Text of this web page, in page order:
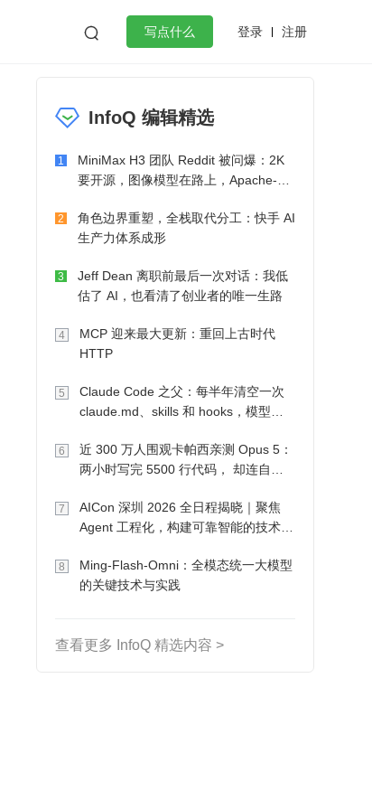
 写点什么 登录 注册
微服务架构 flutter
InfoQ 编辑精选
1
MiniMax H3 团队 Reddit 被问爆：2K
要开源，图像模型在路上，Apache-2.0
2
角色边界重塑，全栈取代分工：快手 AI
生产力体系成形
3
Jeff Dean 离职前最后一次对话：我低
估了 AI，也看清了创业者的唯一生路
4
MCP 迎来最大更新：重回上古时代
HTTP
5
Claude Code 之父：每半年清空一次
claude.md、skills 和 hooks，模型自
6
近 300 万人围观卡帕西亲测 Opus 5：
两小时写完 5500 行代码， 却连自己
7
AICon 深圳 2026 全日程揭晓｜聚焦
Agent 工程化，构建可靠智能的技术路
8
Ming-Flash-Omni：全模态统一大模型
的关键技术与实践
查看更多 InfoQ 精选内容 >